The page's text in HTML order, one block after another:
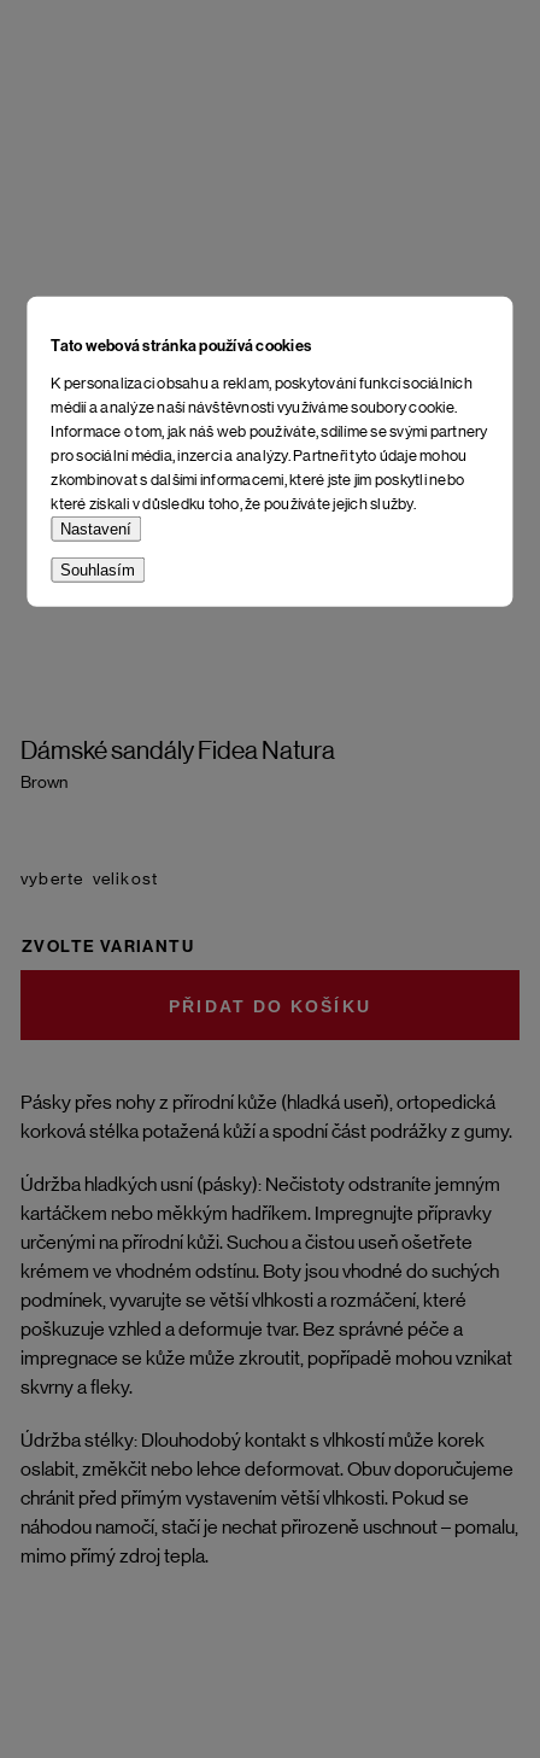
Tato webová stránka používá cookies
K personalizaci obsahu a reklam, poskytování funkcí sociálních
médií a analýze naší návštěvnosti využíváme soubory cookie.
Informace o tom, jak náš web používáte, sdílíme se svými partnery
pro sociální média, inzerci a analýzy. Partneři tyto údaje mohou
zkombinovat s dalšími informacemi, které jste jim poskytli nebo
které získali v důsledku toho, že používáte jejich služby.
Nastavení
Souhlasím
Dámské sandály Fidea Natura
Brown
Pásky přes nohy z přírodní kůže (hladká useň), ortopedická
korková stélka potažená kůží a spodní část podrážky z gumy.
Údržba hladkých usní (pásky): Nečistoty odstraníte jemným
kartáčkem nebo měkkým hadříkem. Impregnujte přípravky
určenými na přírodní kůži. Suchou a čistou useň ošetřete
krémem ve vhodném odstínu. Boty jsou vhodné do suchých
podmínek, vyvarujte se větší vlhkosti a rozmáčení, které
poškuzuje vzhled a deformuje tvar. Bez správné péče a
impregnace se kůže může zkroutit, popřípadě mohou vznikat
skvrny a fleky.
Údržba stélky: Dlouhodobý kontakt s vlhkostí může korek
oslabit, změkčit nebo lehce deformovat. Obuv doporučujeme
chránit před přímým vystavením větší vlhkosti. Pokud se
náhodou namočí, stačí je nechat přirozeně uschnout – pomalu,
mimo přímý zdroj tepla.
velikost
ZVOLTE VARIANTU
DO KOŠÍKU